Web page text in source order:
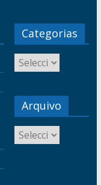
Categorias
Arquivo